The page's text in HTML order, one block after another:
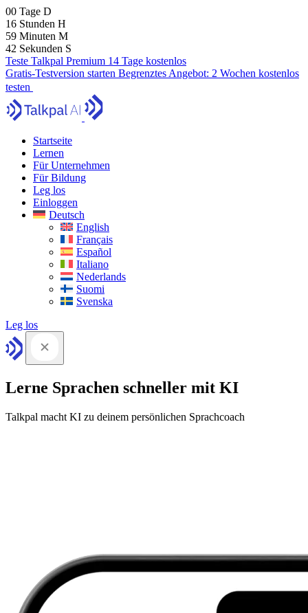
00 Tage D
16 Stunden H
59 Minuten M
41 Sekunden S
Teste Talkpal Premium 14 Tage kostenlos
Gratis-Testversion starten Begrenztes Angebot: 2 Wochen kostenlos
testen
Startseite
Lernen
Für Unternehmen
Für Bildung
Leg los
Einloggen
Deutsch
English
Français
Español
Italiano
Nederlands
Suomi
Svenska
Leg los
Lerne Sprachen schneller mit KI
Talkpal macht KI zu deinem persönlichen Sprachcoach